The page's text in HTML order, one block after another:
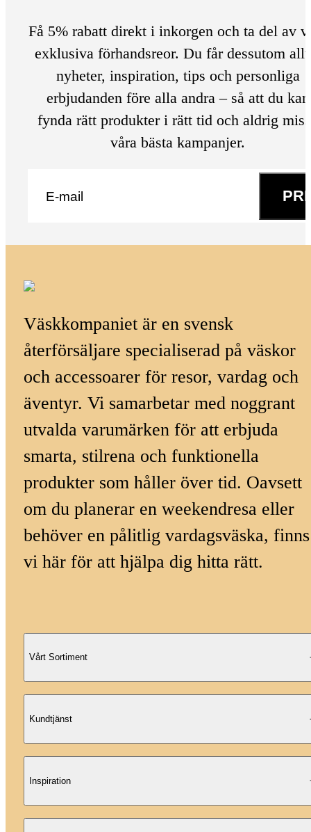
Få 5% rabatt direkt i inkorgen och ta del av
exklusiva förhandsreor. Du får dessutom
nyheter, inspiration, tips och personliga
erbjudanden före alla andra – så att du kan
fynda rätt produkter i rätt tid och aldrig
våra bästa kampanjer.
Väskkompaniet är en svensk
återförsäljare specialiserad på väskor
och accessoarer för resor, vardag och
äventyr. Vi samarbetar med noggrant
utvalda varumärken för att erbjuda
smarta, stilrena och funktionella
produkter som håller över tid. Oavsett
om du planerar en weekendresa eller
behöver en pålitlig vardagsväska, finns
vi här för att hjälpa dig hitta rätt.
Vårt Sortiment
Kundtjänst
Inspiration